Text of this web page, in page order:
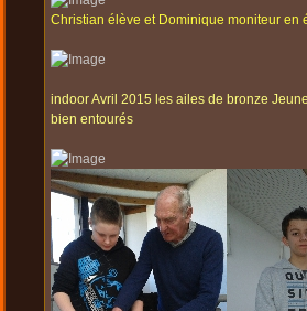
Christian élève et Dominique moniteur en
indoor Avril 2015 les ailes de bronze
bien entourés